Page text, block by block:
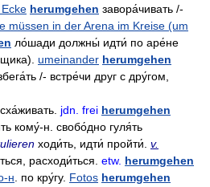
herumgehen завора́чивать /-
müssen in der Arena im Kreise (um
ло́шади должны́ идти́ по аре́не
umeinander herumgehen
/- встре́чи друг с дру́гом
jdn. frei herumgehen
кому́-н свобо́дно гуля́ть
ходи́ть идти́ пройти́ v.
расходи́ться etw. herumgehen
н по кру́гу. Fotos herumgehen